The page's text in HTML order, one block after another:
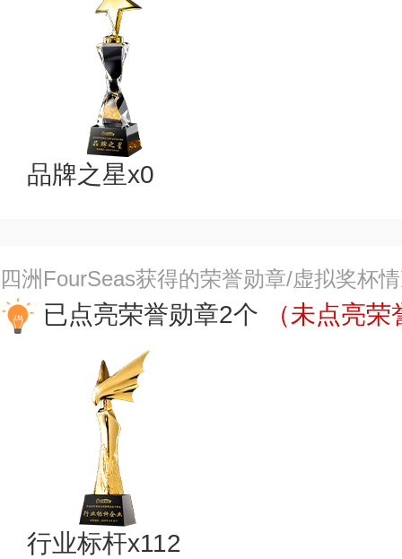
品牌之星x0
四洲FourSeas获得的荣誉勋章/虚拟奖杯
已点亮荣誉勋章2个 （未点亮
行业标杆x112